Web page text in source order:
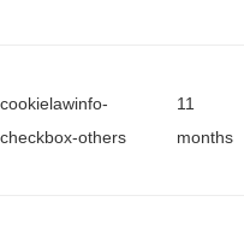
cookielawinfo-
checkbox-others
11
months